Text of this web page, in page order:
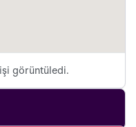
görüntüledi.